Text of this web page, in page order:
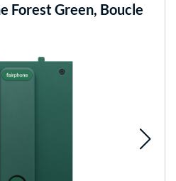
Forest Green, Boucle